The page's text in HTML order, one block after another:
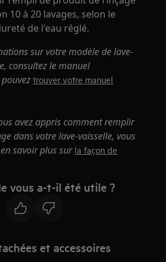
10 à 20 lavages, selon le
de l'eau réglé.
sur votre modèle de lave-
consultez le manuel
trouver votre manuel
avez appris comment remplir
dans votre lave-vaisselle, vous
savoir plus sur la façon de
vous a-t-il été utile ?
et accessoires